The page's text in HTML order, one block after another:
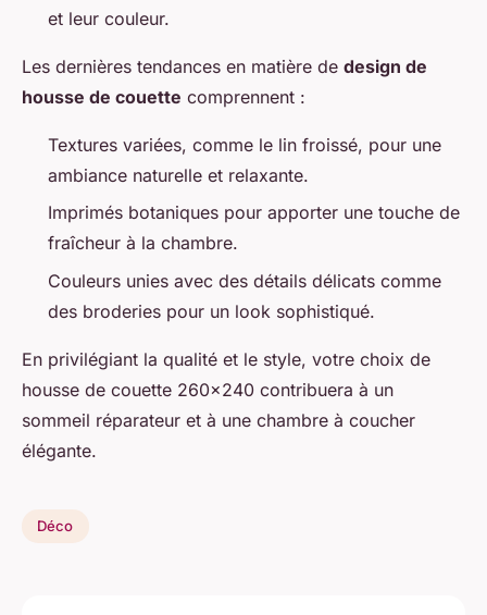
et leur couleur.
Les dernières tendances en matière de design de
housse de couette comprennent :
Textures variées, comme le lin froissé, pour une
ambiance naturelle et relaxante.
Imprimés botaniques pour apporter une touche de
fraîcheur à la chambre.
Couleurs unies avec des détails délicats comme
des broderies pour un look sophistiqué.
En privilégiant la qualité et le style, votre choix de
housse de couette 260x240 contribuera à un
sommeil réparateur et à une chambre à coucher
élégante.
Déco